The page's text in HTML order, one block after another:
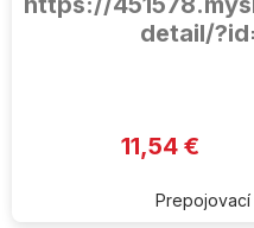
detail/
11,54 €